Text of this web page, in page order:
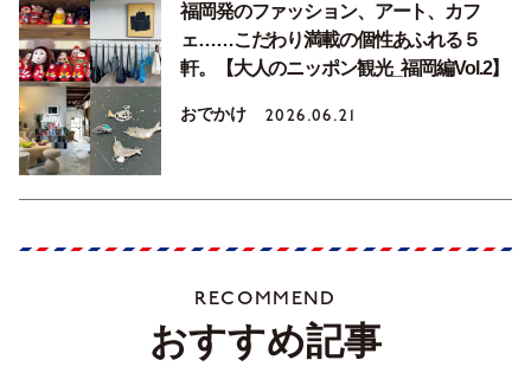
福岡発のファッション、アート、カフ
ェ……こだわり満載の個性あふれる５
軒。【大人のニッポン観光_福岡編Vol.2】
おでかけ 2026.06.21
RECOMMEND
おすすめ記事